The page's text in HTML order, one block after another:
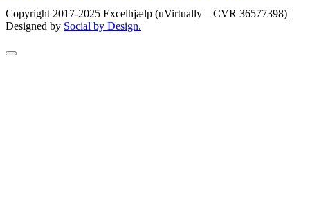
Copyright 2017-2025 Excelhjælp (uVirtually – CVR 36577398) |
Designed by Social by Design.